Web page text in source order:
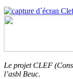
Le projet CLEF
l’asbl Beuc.